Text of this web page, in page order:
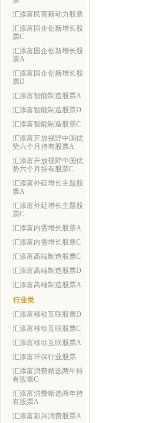
汇添富民营新动力股票
汇添富国企创新增长股
票C
汇添富国企创新增长股
票A
汇添富国企创新增长股
票D
汇添富智能制造股票A
汇添富智能制造股票D
汇添富智能制造股票C
汇添富开放视野中国优
势六个月持有股票A
汇添富开放视野中国优
势六个月持有股票C
汇添富外延增长主题股
票A
汇添富外延增长主题股
票C
汇添富内需增长股票A
汇添富内需增长股票C
汇添富高端制造股票C
汇添富高端制造股票D
汇添富高端制造股票A
行业类
汇添富移动互联股票D
汇添富移动互联股票C
汇添富移动互联股票A
汇添富环保行业股票
汇添富消费精选两年持
有股票C
汇添富消费精选两年持
有股票A
汇添富新兴消费股票A